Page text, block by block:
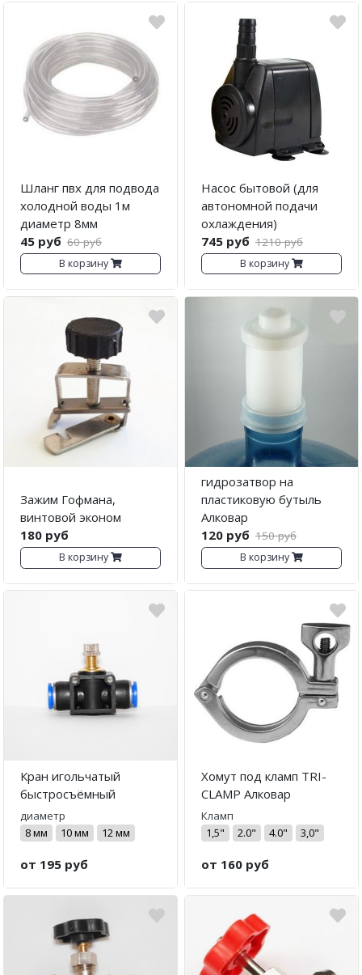
Шланг пвх для подвода
холодной воды 1м
диаметр 8мм
45 руб 60 руб
В корзину
Насос бытовой (для
автономной подачи
охлаждения)
745 руб 1210 руб
В корзину
Зажим Гофмана,
винтовой эконом
180 руб
В корзину
гидрозатвор на
пластиковую бутыль
Алковар
120 руб 150 руб
В корзину
Кран игольчатый
быстросъёмный
диаметр
8 мм
10 мм 12 мм
от 195 руб
Хомут под кламп TRI-
CLAMP Алковар
Кламп
1,5"
2.0" 4.0" 3,0"
от 160 руб